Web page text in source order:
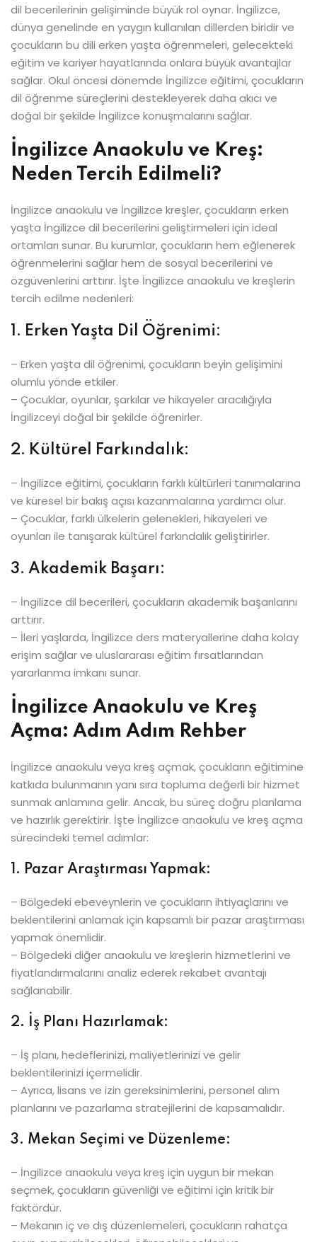
dil becerilerinin gelişiminde büyük rol oynar. İngilizce,
dünya genelinde en yaygın kullanılan dillerden biridir ve
çocukların bu dili erken yaşta öğrenmeleri, gelecekteki
eğitim ve kariyer hayatlarında onlara büyük avantajlar
sağlar. Okul öncesi dönemde İngilizce eğitimi, çocukların
dil öğrenme süreçlerini destekleyerek daha akıcı ve
doğal bir şekilde İngilizce konuşmalarını sağlar.
İngilizce Anaokulu ve Kreş:
Neden Tercih Edilmeli?
İngilizce anaokulu ve İngilizce kreşler, çocukların erken
yaşta İngilizce dil becerilerini geliştirmeleri için ideal
ortamları sunar. Bu kurumlar, çocukların hem eğlenerek
öğrenmelerini sağlar hem de sosyal becerilerini ve
özgüvenlerini arttırır. İşte İngilizce anaokulu ve kreşlerin
tercih edilme nedenleri:
1. Erken Yaşta Dil Öğrenimi:
– Erken yaşta dil öğrenimi, çocukların beyin gelişimini
olumlu yönde etkiler.
– Çocuklar, oyunlar, şarkılar ve hikayeler aracılığıyla
İngilizceyi doğal bir şekilde öğrenirler.
2. Kültürel Farkındalık:
– İngilizce eğitimi, çocukların farklı kültürleri tanımalarına
ve küresel bir bakış açısı kazanmalarına yardımcı olur.
– Çocuklar, farklı ülkelerin gelenekleri, hikayeleri ve
oyunları ile tanışarak kültürel farkındalık geliştirirler.
3. Akademik Başarı:
– İngilizce dil becerileri, çocukların akademik başarılarını
arttırır.
– İleri yaşlarda, İngilizce ders materyallerine daha kolay
erişim sağlar ve uluslararası eğitim fırsatlarından
yararlanma imkanı sunar.
İngilizce Anaokulu ve Kreş
Açma: Adım Adım Rehber
İngilizce anaokulu veya kreş açmak, çocukların eğitimine
katkıda bulunmanın yanı sıra topluma değerli bir hizmet
sunmak anlamına gelir. Ancak, bu süreç doğru planlama
ve hazırlık gerektirir. İşte İngilizce anaokulu ve kreş açma
sürecindeki temel adımlar:
1. Pazar Araştırması Yapmak:
– Bölgedeki ebeveynlerin ve çocukların ihtiyaçlarını ve
beklentilerini anlamak için kapsamlı bir pazar araştırması
yapmak önemlidir.
– Bölgedeki diğer anaokulu ve kreşlerin hizmetlerini ve
fiyatlandırmalarını analiz ederek rekabet avantajı
sağlanabilir.
2. İş Planı Hazırlamak:
– İş planı, hedeflerinizi, maliyetlerinizi ve gelir
beklentilerinizi içermelidir.
– Ayrıca, lisans ve izin gereksinimlerini, personel alım
planlarını ve pazarlama stratejilerini de kapsamalıdır.
3. Mekan Seçimi ve Düzenleme:
– İngilizce anaokulu veya kreş için uygun bir mekan
seçmek, çocukların güvenliği ve eğitimi için kritik bir
faktördür.
– Mekanın iç ve dış düzenlemeleri, çocukların rahatça